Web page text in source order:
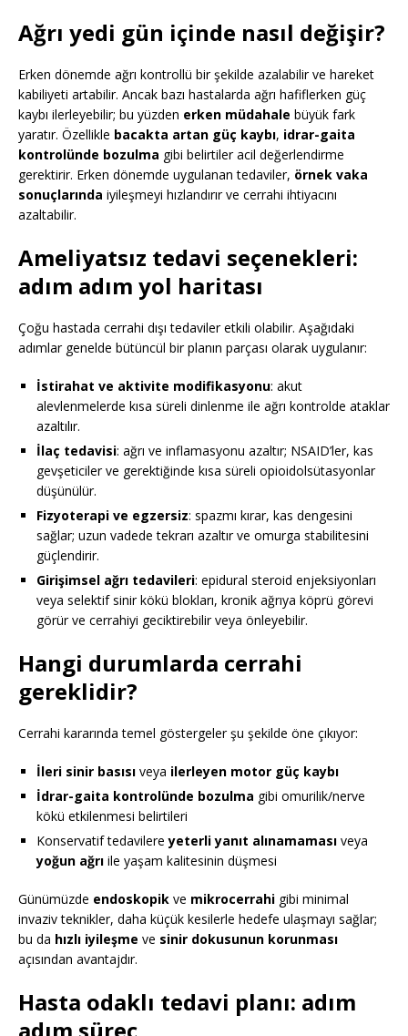
Ağrı yedi gün içinde nasıl değişir?
Erken dönemde ağrı kontrollü bir şekilde azalabilir ve hareket
kabiliyeti artabilir. Ancak bazı hastalarda ağrı hafiflerken güç
kaybı ilerleyebilir; bu yüzden erken müdahale büyük fark
yaratır. Özellikle bacakta artan güç kaybı, idrar-gaita
kontrolünde bozulma gibi belirtiler acil değerlendirme
gerektirir. Erken dönemde uygulanan tedaviler, örnek vaka
sonuçlarında iyileşmeyi hızlandırır ve cerrahi ihtiyacını
azaltabilir.
Ameliyatsız tedavi seçenekleri:
adım adım yol haritası
Çoğu hastada cerrahi dışı tedaviler etkili olabilir. Aşağıdaki
adımlar genelde bütüncül bir planın parçası olarak uygulanır:
İstirahat ve aktivite modifikasyonu: akut
alevlenmelerde kısa süreli dinlenme ile ağrı kontrolde ataklar
azaltılır.
İlaç tedavisi: ağrı ve inflamasyonu azaltır; NSAID’ler, kas
gevşeticiler ve gerektiğinde kısa süreli opioidolsütasyonlar
düşünülür.
Fizyoterapi ve egzersiz: spazmı kırar, kas dengesini
sağlar; uzun vadede tekrarı azaltır ve omurga stabilitesini
güçlendirir.
Girişimsel ağrı tedavileri: epidural steroid enjeksiyonları
veya selektif sinir kökü blokları, kronik ağrıya köprü görevi
görür ve cerrahiyi geciktirebilir veya önleyebilir.
Hangi durumlarda cerrahi
gereklidir?
Cerrahi kararında temel göstergeler şu şekilde öne çıkıyor:
İleri sinir basısı veya ilerleyen motor güç kaybı
İdrar-gaita kontrolünde bozulma gibi omurilik/nerve
kökü etkilenmesi belirtileri
Konservatif tedavilereyeterli yanıt alınamaması veya
yoğun ağrı ile yaşam kalitesinin düşmesi
Günümüzde endoskopik ve mikrocerrahi gibi minimal
invaziv teknikler, daha küçük kesilerle hedefe ulaşmayı sağlar;
bu da hızlı iyileşme ve sinir dokusunun korunması
açısından avantajdır.
Hasta odaklı tedavi planı: adım